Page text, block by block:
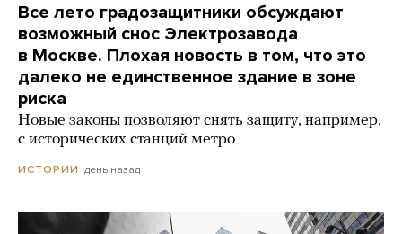
Все лето градозащитники обсуждают
возможный снос Электрозавода
в Москве. Плохая новость в том, что это
далеко не единственное здание в зоне
риска
Новые законы позволяют снять защиту, например,
с исторических станций метро
ИСТОРИИ день назад